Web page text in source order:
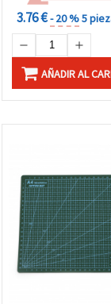
3.76 €- 20 %5
AÑADIR AL